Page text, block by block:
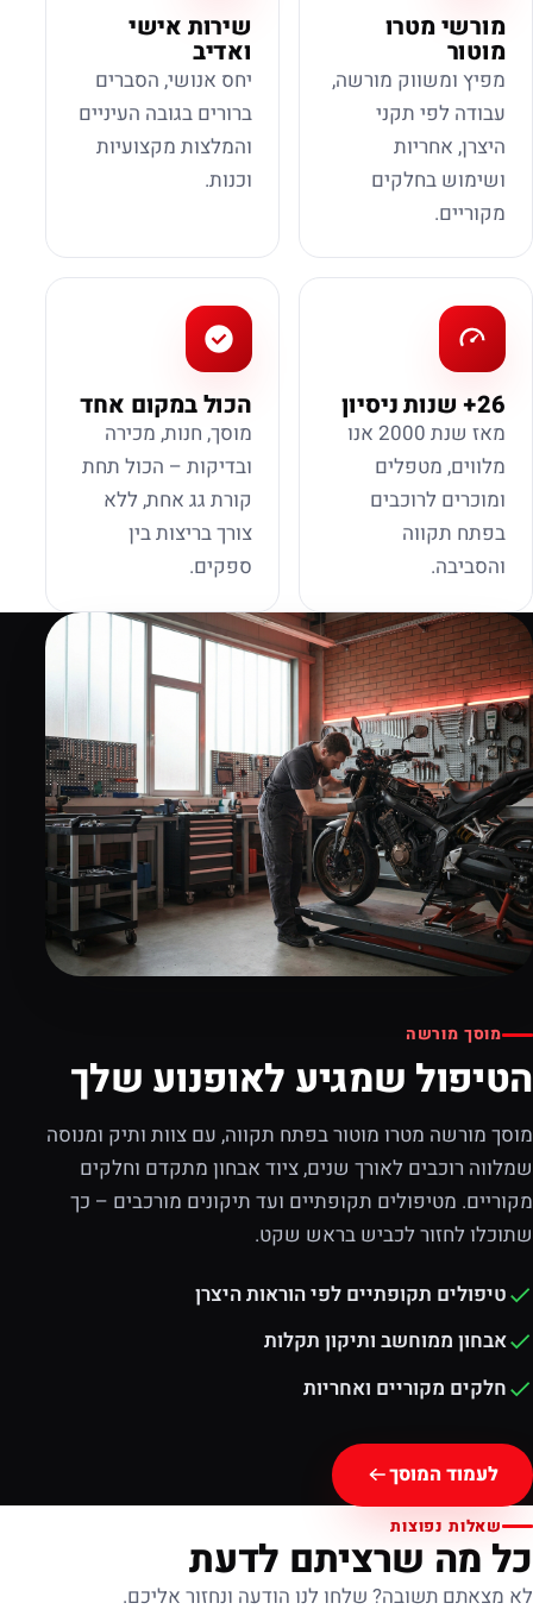
מורשי מטרו
מוטור
מפיץ ומשווק מורשה,
עבודה לפי תקני
היצרן, אחריות
ושימוש בחלקים
מקוריים.
שירות אישי
ואדיב
יחס אנושי, הסברים
ברורים בגובה העיניים
והמלצות מקצועיות
וכנות.
26+ שנות ניסיון
מאז שנת 2000 אנו
מלווים, מטפלים
ומוכרים לרוכבים
בפתח תקווה
והסביבה.
הכול במקום אחד
מוסך, חנות, מכירה
ובדיקות – הכול תחת
קורת גג אחת, ללא
צורך בריצות בין
ספקים.
מוסך מורשה
הטיפול שמגיע לאופנוע שלך
מוסך מורשה מטרו מוטור בפתח תקווה, עם צוות ותיק ומנוסה
שמלווה רוכבים לאורך שנים, ציוד אבחון מתקדם וחלקים
מקוריים. מטיפולים תקופתיים ועד תיקונים מורכבים – כך
שתוכלו לחזור לכביש בראש שקט.
טיפולים תקופתיים לפי הוראות היצרן
אבחון ממוחשב ותיקון תקלות
חלקים מקוריים ואחריות
לעמוד המוסך
שאלות נפוצות
כל מה שרציתם לדעת
לא מצאתם תשובה? שלחו לנו הודעה ונחזור אליכם.